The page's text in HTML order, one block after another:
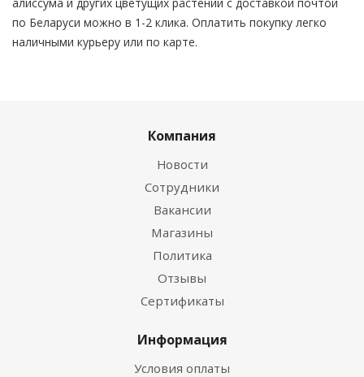
по Беларуси можно в 1-2 клика. Оплатить покупку легко
наличными курьеру или по карте.
Компания
Новости
Сотрудники
Вакансии
Магазины
Политика
Отзывы
Сертификаты
Информация
Условия оплаты